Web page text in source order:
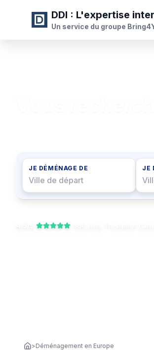
DDI : L'expertise
Un service du groupe
JE DÉMÉNAGE DE JE
>Déménagement en Europe